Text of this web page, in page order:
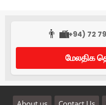
👨‍💼(+94) 72
மேலதிக